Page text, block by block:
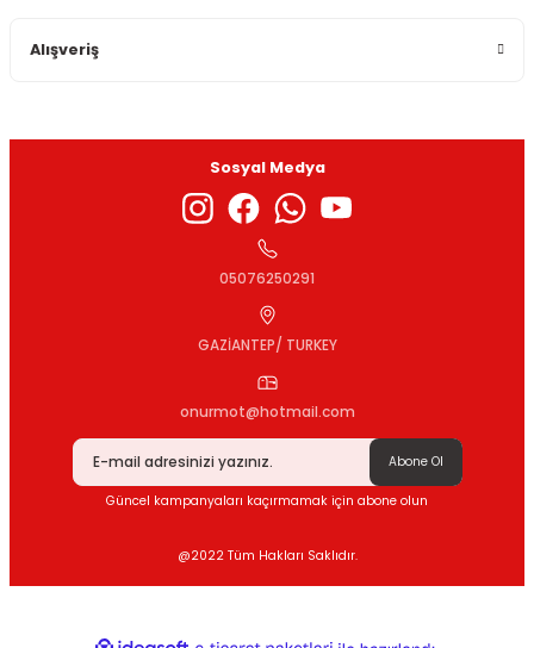
Gönder
Alışveriş
Sosyal Medya
05076250291
GAZİANTEP/ TURKEY
onurmot@hotmail.com
Abone Ol
Güncel kampanyaları kaçırmamak için abone olun
@2022 Tüm Hakları Saklıdır.